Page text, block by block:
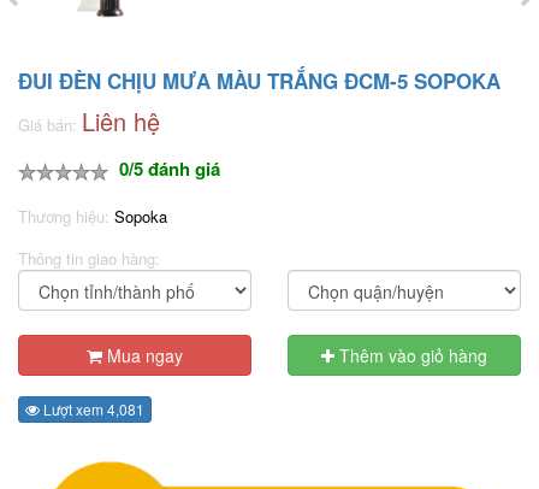
ĐUI ĐÈN CHỊU MƯA MÀU TRẮNG ĐCM-5 SOPOKA
Giá bán: Liên hệ
0/5 đánh giá
Thương hiệu: Sopoka
Thông tin giao hàng:
Mua ngay Thêm vào giỏ hàng
Lượt xem 4,081